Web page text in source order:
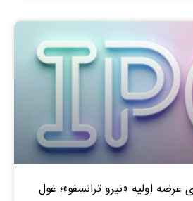
اولیه «نیرو ترانسفو»؛ غول